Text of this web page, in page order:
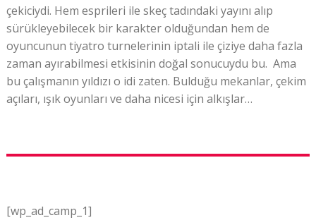
çekiciydi. Hem esprileri ile skeç tadındaki yayını alıp
sürükleyebilecek bir karakter olduğundan hem de
oyuncunun tiyatro turnelerinin iptali ile çiziye daha fazla
zaman ayırabilmesi etkisinin doğal sonucuydu bu. Ama
bu çalışmanın yıldızı o idi zaten. Bulduğu mekanlar, çekim
açıları, ışık oyunları ve daha nicesi için alkışlar…
[wp_ad_camp_1]